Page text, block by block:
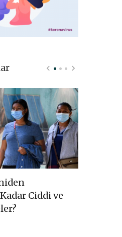
Ciddi ve